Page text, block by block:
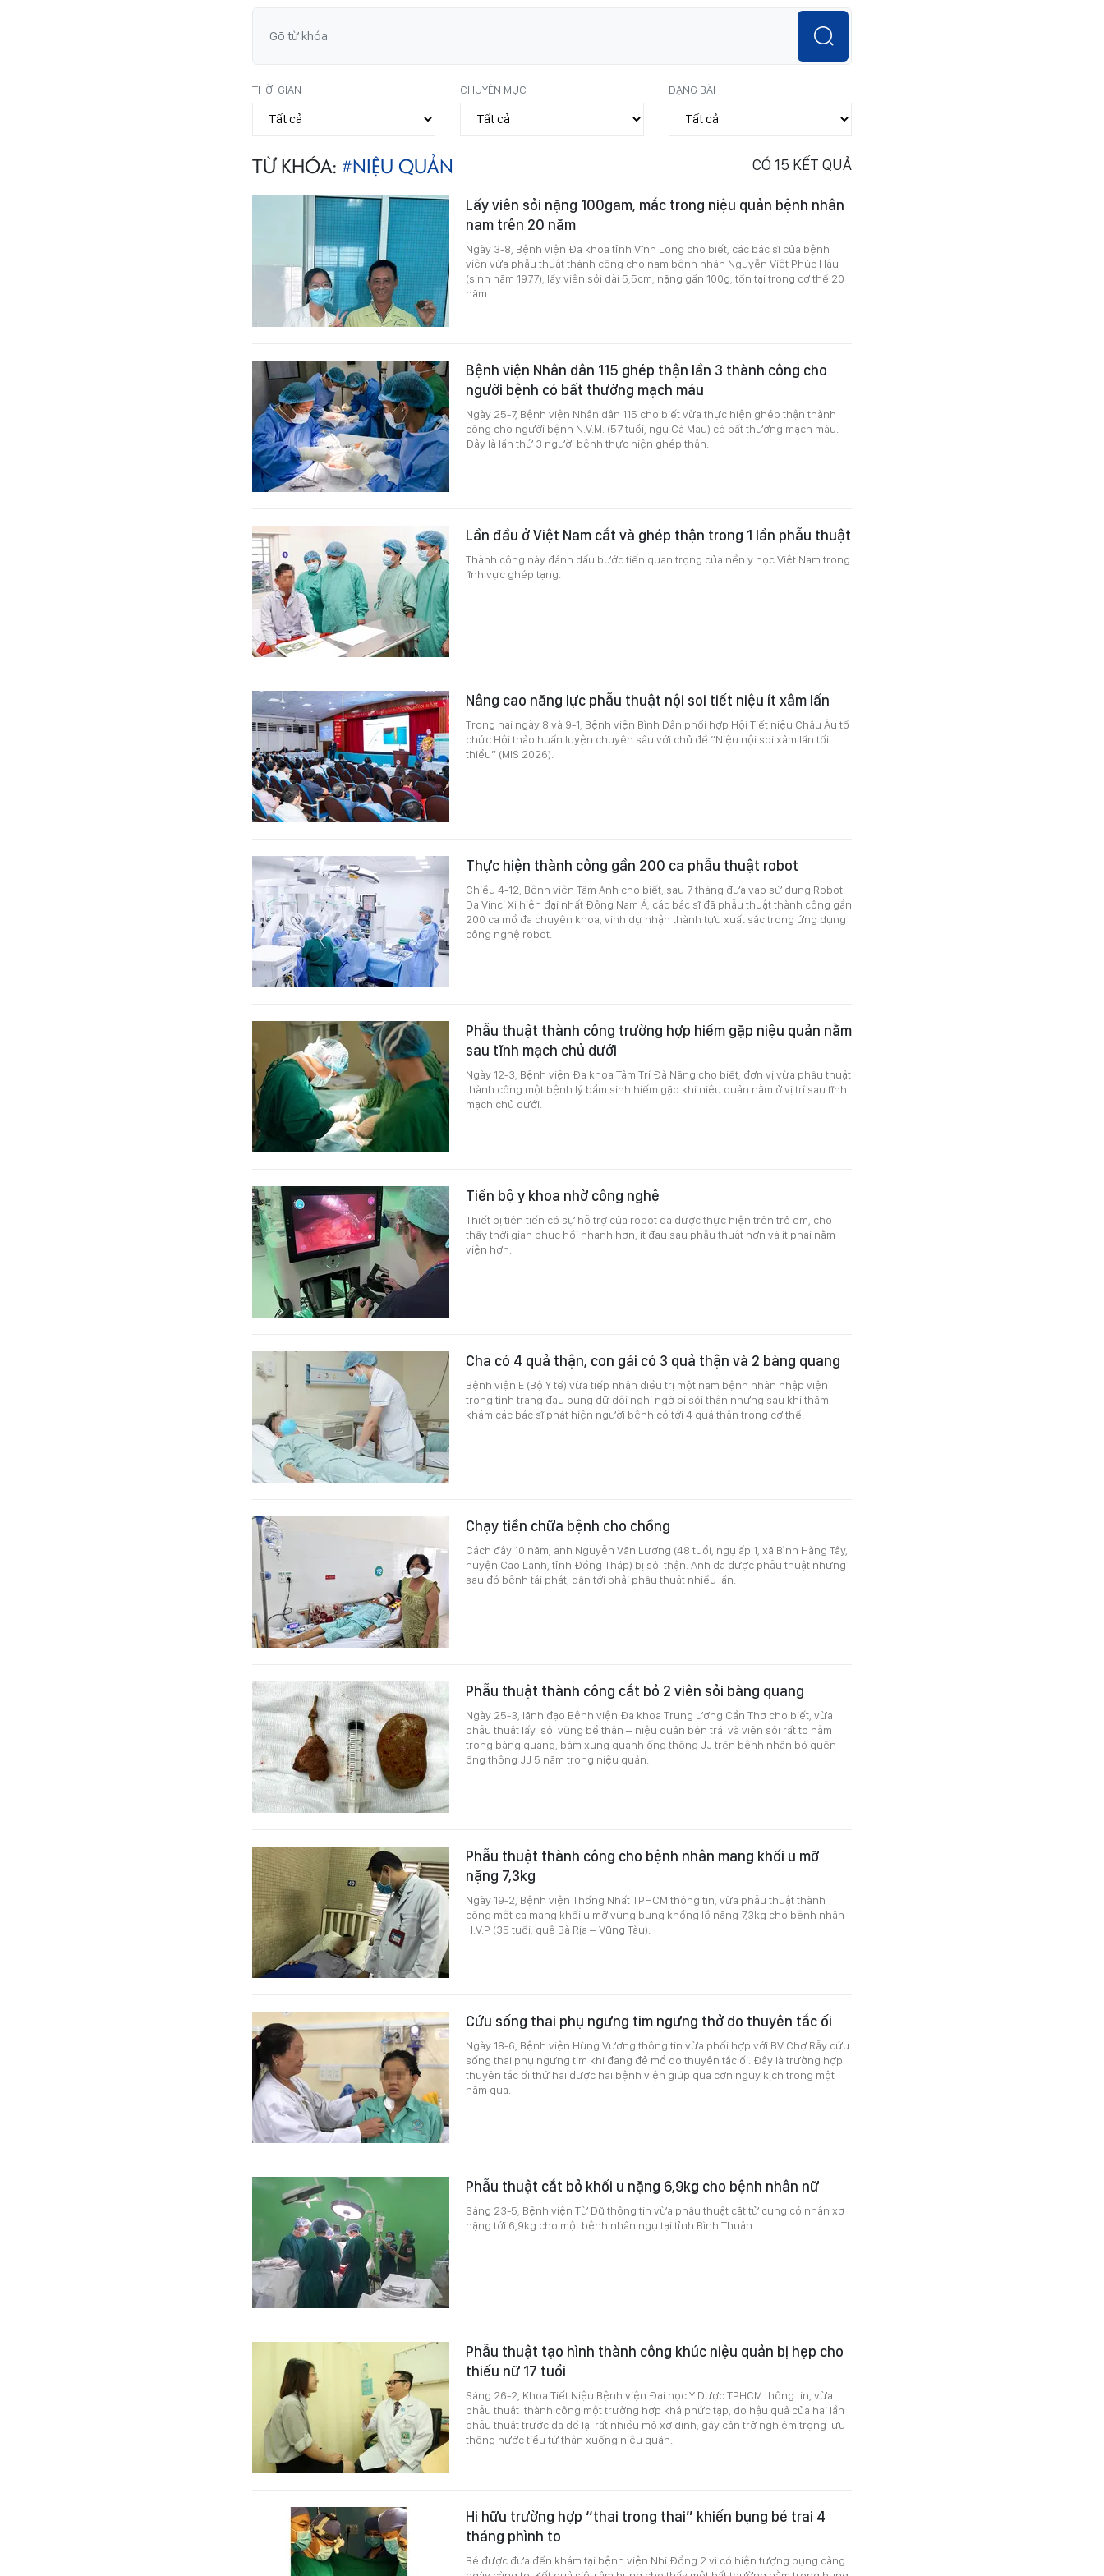
THỜI GIAN CHUYÊN MỤC DẠNG BÀI
TỪ KHÓA: #NIỆU QUẢN CÓ 15 KẾT QUẢ
Lấy viên sỏi nặng 100gam, mắc trong niệu quản bệnh nhân
nam trên 20 năm
Ngày 3-8, Bệnh viện Đa khoa tỉnh Vĩnh Long cho biết, các bác sĩ của bệnh
viện vừa phẫu thuật thành công cho nam bệnh nhân Nguyễn Việt Phúc Hậu
(sinh năm 1977), lấy viên sỏi dài 5,5cm, nặng gần 100g, tồn tại trong cơ thể 20
năm.
Bệnh viện Nhân dân 115 ghép thận lần 3 thành công cho
người bệnh có bất thường mạch máu
Ngày 25-7, Bệnh viện Nhân dân 115 cho biết vừa thực hiện ghép thận thành
công cho người bệnh N.V.M. (57 tuổi, ngụ Cà Mau) có bất thường mạch máu.
Đây là lần thứ 3 người bệnh thực hiện ghép thận.
Lần đầu ở Việt Nam cắt và ghép thận trong 1 lần phẫu thuật
Thành công này đánh dấu bước tiến quan trọng của nền y học Việt Nam trong
lĩnh vực ghép tạng.
Nâng cao năng lực phẫu thuật nội soi tiết niệu ít xâm lấn
Trong hai ngày 8 và 9-1, Bệnh viện Bình Dân phối hợp Hội Tiết niệu Châu Âu tổ
chức Hội thảo huấn luyện chuyên sâu với chủ đề “Niệu nội soi xâm lấn tối
thiểu” (MIS 2026).
Thực hiện thành công gần 200 ca phẫu thuật robot
Chiều 4-12, Bệnh viện Tâm Anh cho biết, sau 7 tháng đưa vào sử dụng Robot
Da Vinci Xi hiện đại nhất Đông Nam Á, các bác sĩ đã phẫu thuật thành công gần
200 ca mổ đa chuyên khoa, vinh dự nhận thành tựu xuất sắc trong ứng dụng
công nghệ robot.
Phẫu thuật thành công trường hợp hiếm gặp niệu quản nằm
sau tĩnh mạch chủ dưới
Ngày 12-3, Bệnh viện Đa khoa Tâm Trí Đà Nẵng cho biết, đơn vị vừa phẫu thuật
thành công một bệnh lý bẩm sinh hiếm gặp khi niệu quản nằm ở vị trí sau tĩnh
mạch chủ dưới.
Tiến bộ y khoa nhờ công nghệ
Thiết bị tiên tiến có sự hỗ trợ của robot đã được thực hiện trên trẻ em, cho
thấy thời gian phục hồi nhanh hơn, ít đau sau phẫu thuật hơn và ít phải nằm
viện hơn.
Cha có 4 quả thận, con gái có 3 quả thận và 2 bàng quang
Bệnh viện E (Bộ Y tế) vừa tiếp nhận điều trị một nam bệnh nhân nhập viện
trong tình trạng đau bụng dữ dội nghi ngờ bị sỏi thận nhưng sau khi thăm
khám các bác sĩ phát hiện người bệnh có tới 4 quả thận trong cơ thể.
Chạy tiền chữa bệnh cho chồng
Cách đây 10 năm, anh Nguyễn Văn Lương (48 tuổi, ngụ ấp 1, xã Bình Hàng Tây,
huyện Cao Lãnh, tỉnh Đồng Tháp) bị sỏi thận. Anh đã được phẫu thuật nhưng
sau đó bệnh tái phát, dẫn tới phải phẫu thuật nhiều lần.
Phẫu thuật thành công cắt bỏ 2 viên sỏi bàng quang
Ngày 25-3, lãnh đạo Bệnh viện Đa khoa Trung ương Cần Thơ cho biết, vừa
phẫu thuật lấy sỏi vùng bể thận – niệu quản bên trái và viên sỏi rất to nằm
trong bàng quang, bám xung quanh ống thông JJ trên bệnh nhân bỏ quên
ống thông JJ 5 năm trong niệu quản.
Phẫu thuật thành công cho bệnh nhân mang khối u mỡ
nặng 7,3kg
Ngày 19-2, Bệnh viện Thống Nhất TPHCM thông tin, vừa phẫu thuật thành
công một ca mang khối u mỡ vùng bụng khổng lồ nặng 7,3kg cho bệnh nhân
H.V.P (35 tuổi, quê Bà Rịa – Vũng Tàu).
Cứu sống thai phụ ngưng tim ngưng thở do thuyên tắc ối
Ngày 18-6, Bệnh viện Hùng Vương thông tin vừa phối hợp với BV Chợ Rẫy cứu
sống thai phụ ngưng tim khi đang đẻ mổ do thuyên tắc ối. Đây là trường hợp
thuyên tắc ối thứ hai được hai bệnh viện giúp qua cơn nguy kịch trong một
năm qua.
Phẫu thuật cắt bỏ khối u nặng 6,9kg cho bệnh nhân nữ
Sáng 23-5, Bệnh viện Từ Dũ thông tin vừa phẫu thuật cắt tử cung có nhân xơ
nặng tới 6,9kg cho một bệnh nhân ngụ tại tỉnh Bình Thuận.
Phẫu thuật tạo hình thành công khúc niệu quản bị hẹp cho
thiếu nữ 17 tuổi
Sáng 26-2, Khoa Tiết Niệu Bệnh viện Đại học Y Dược TPHCM thông tin, vừa
phẫu thuật thành công một trường hợp khá phức tạp, do hậu quả của hai lần
phẫu thuật trước đã để lại rất nhiều mô xơ dính, gây cản trở nghiêm trọng lưu
thông nước tiểu từ thận xuống niệu quản.
Hi hữu trường hợp “thai trong thai” khiến bụng bé trai 4
tháng phình to
Bé được đưa đến khám tại bệnh viện Nhi Đồng 2 vì có hiện tượng bụng càng